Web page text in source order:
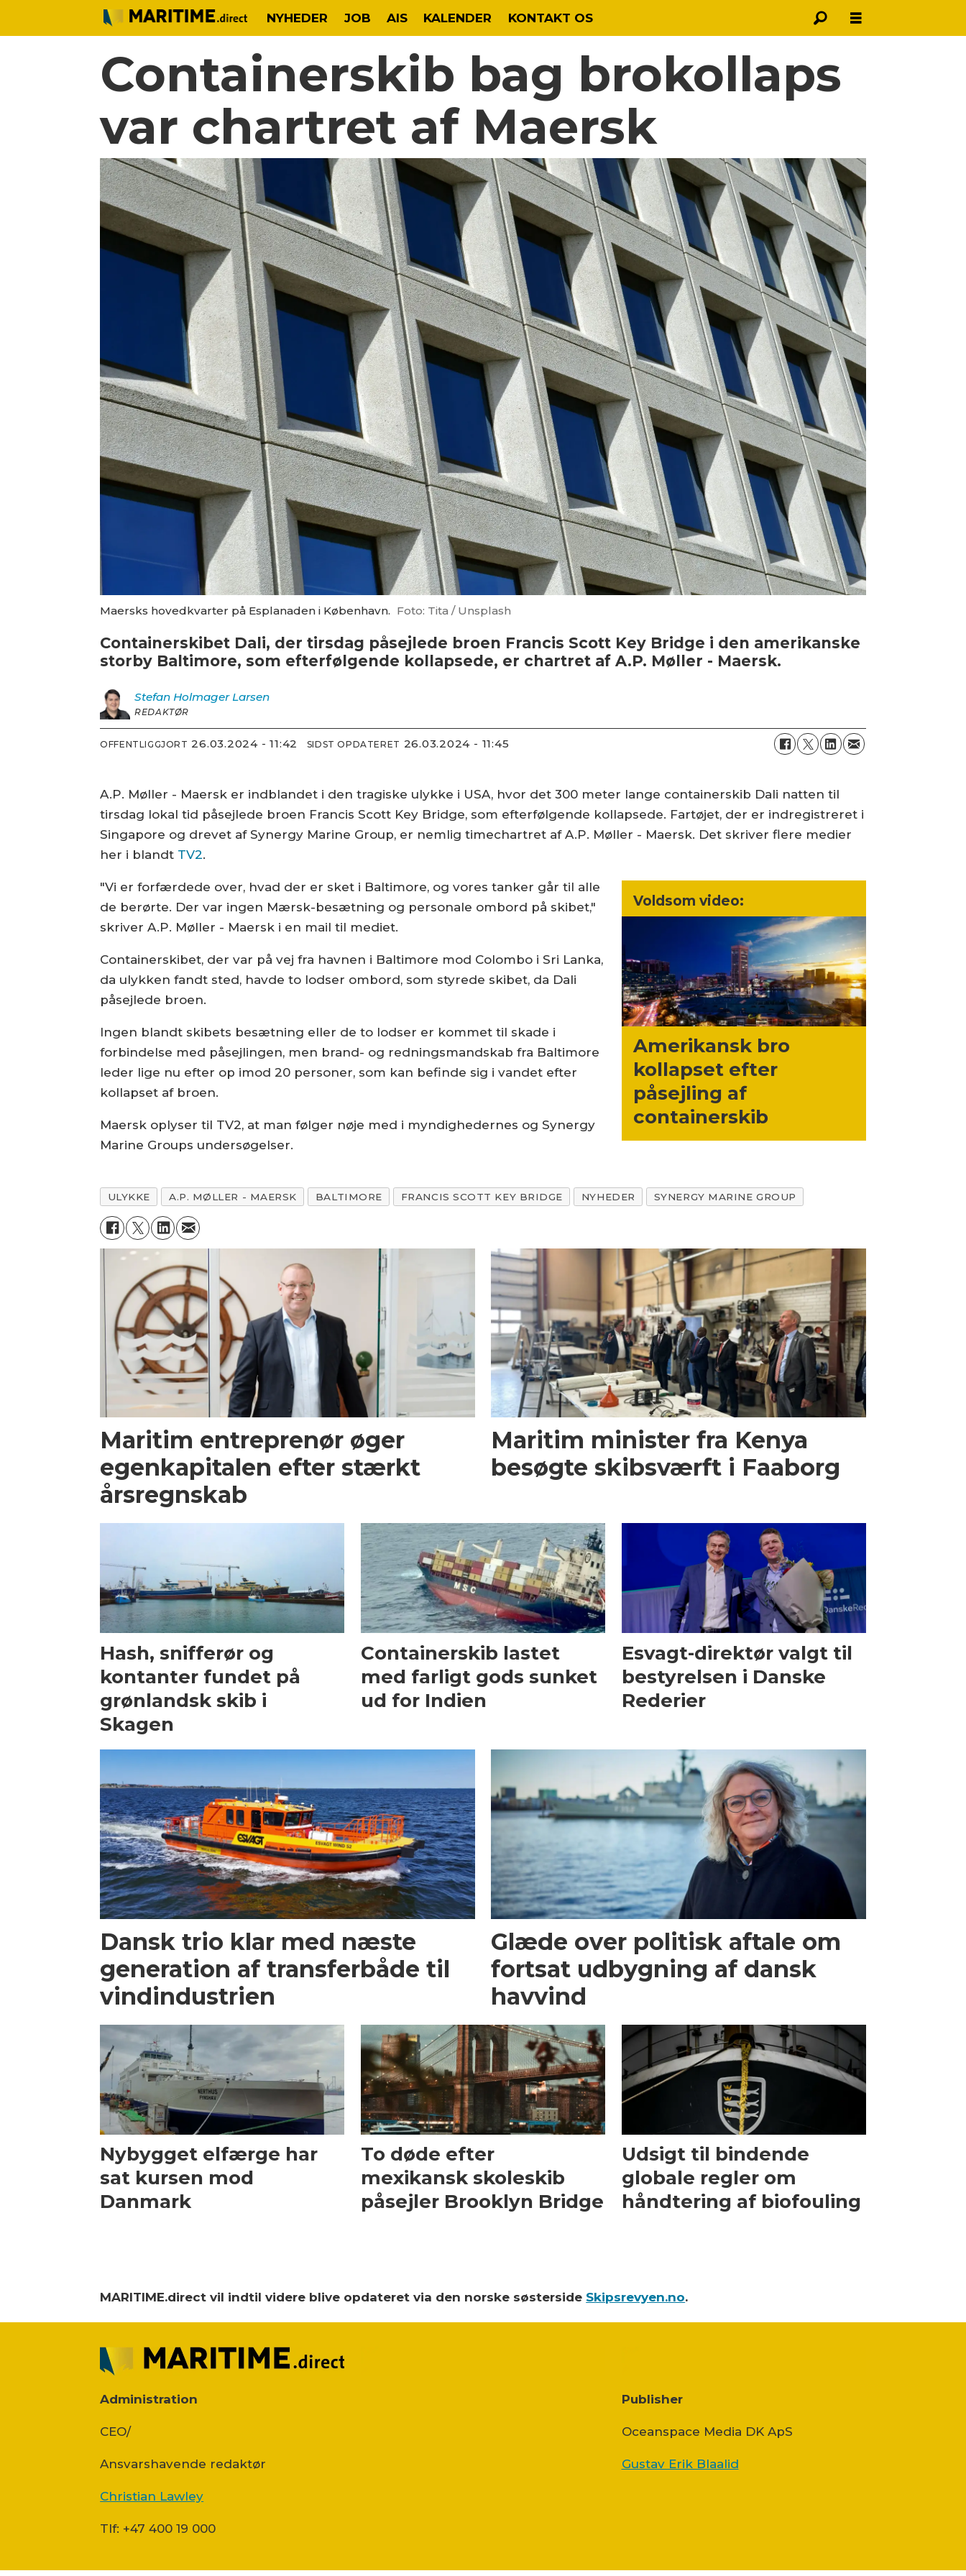
NYHEDER JOB AIS KALENDER KONTAKT OS
Containerskib bag brokollaps
var chartret af Maersk
Maersks hovedkvarter på Esplanaden i København. Foto: Tita / Unsplash
Containerskibet Dali, der tirsdag påsejlede broen Francis Scott Key Bridge i den amerikanske
storby Baltimore, som efterfølgende kollapsede, er chartret af A.P. Møller - Maersk.
Stefan Holmager Larsen
REDAKTØR
OFFENTLIGGJORT 26.03.2024 - 11:42 SIDST OPDATERET 26.03.2024 - 11:45
A.P. Møller - Maersk er indblandet i den tragiske ulykke i USA, hvor det 300 meter lange containerskib Dali natten til
tirsdag lokal tid påsejlede broen Francis Scott Key Bridge, som efterfølgende kollapsede. Fartøjet, der er indregistreret i
Singapore og drevet af Synergy Marine Group, er nemlig timechartret af A.P. Møller - Maersk. Det skriver flere medier
her i blandt TV2.
Voldsom video:
Amerikansk bro
kollapset efter
påsejling af
containerskib
"Vi er forfærdede over, hvad der er sket i Baltimore, og vores tanker går til alle
de berørte. Der var ingen Mærsk-besætning og personale ombord på skibet,"
skriver A.P. Møller - Maersk i en mail til mediet.
Containerskibet, der var på vej fra havnen i Baltimore mod Colombo i Sri Lanka,
da ulykken fandt sted, havde to lodser ombord, som styrede skibet, da Dali
påsejlede broen.
Ingen blandt skibets besætning eller de to lodser er kommet til skade i
forbindelse med påsejlingen, men brand- og redningsmandskab fra Baltimore
leder lige nu efter op imod 20 personer, som kan befinde sig i vandet efter
kollapset af broen.
Maersk oplyser til TV2, at man følger nøje med i myndighedernes og Synergy
Marine Groups undersøgelser.
ULYKKE A.P. MØLLER - MAERSK BALTIMORE FRANCIS SCOTT KEY BRIDGE NYHEDER SYNERGY MARINE GROUP
Maritim entreprenør øger
egenkapitalen efter stærkt
årsregnskab
Maritim minister fra Kenya
besøgte skibsværft i Faaborg
Hash, snifferør og
kontanter fundet på
grønlandsk skib i
Skagen
Containerskib lastet
med farligt gods sunket
ud for Indien
Esvagt-direktør valgt til
bestyrelsen i Danske
Rederier
Dansk trio klar med næste
generation af transferbåde til
vindindustrien
Glæde over politisk aftale om
fortsat udbygning af dansk
havvind
Nybygget elfærge har
sat kursen mod
Danmark
To døde efter
mexikansk skoleskib
påsejler Brooklyn Bridge
Udsigt til bindende
globale regler om
håndtering af biofouling
MARITIME.direct vil indtil videre blive opdateret via den norske søsterside Skipsrevyen.no.
Administration
CEO/
Ansvars­havende redaktør
Christian Lawley
Tlf: +47 400 19 000
Publisher
Oceanspace Media DK ApS
Gustav Erik Blaalid